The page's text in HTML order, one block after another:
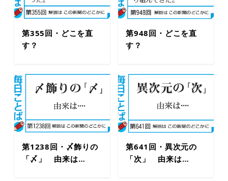
第355回・どこを直
す？
第948回・どこを直
す？
第1238回・〆飾りの
「〆」 由来は…
第641回・異次元の
「次」 由来は…